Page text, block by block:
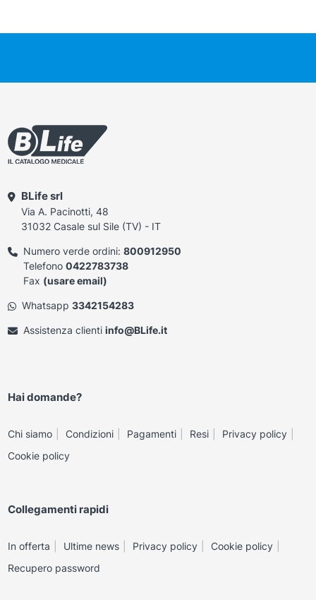
BLife srl
Via A. Pacinotti, 48
31032 Casale sul Sile (TV) - IT
Numero verde ordini: 800912950
Telefono 0422783738
Fax (usare email)
Whatsapp 3342154283
Assistenza clienti info@BLife.it
Hai domande?
Chi siamo Condizioni Pagamenti Resi
Privacy policy
Cookie policy
Collegamenti rapidi
In offerta Ultime news Privacy policy
Cookie policy
Recupero password